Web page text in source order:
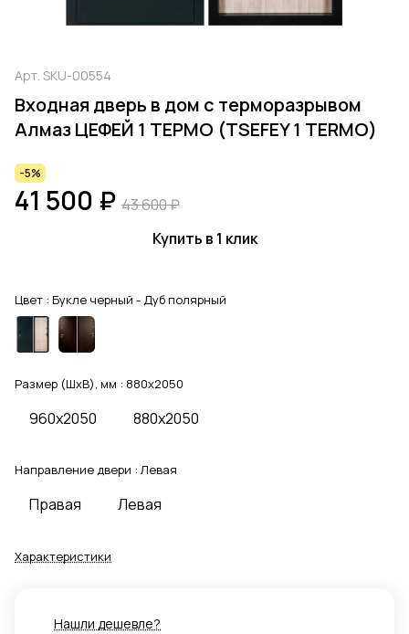
Арт. SKU-00554
Входная дверь в дом с терморазрывом
Алмаз ЦЕФЕЙ 1 ТЕРМО (TSEFEY 1 TERMO)
-5%
41 500 ₽ 43 600 ₽
Купить в 1 клик
Цвет : Букле черный - Дуб полярный
Размер (ШхВ), мм : 880x2050
960x2050 880x2050
Направление двери : Левая
Правая Левая
Характеристики
Нашли дешевле?